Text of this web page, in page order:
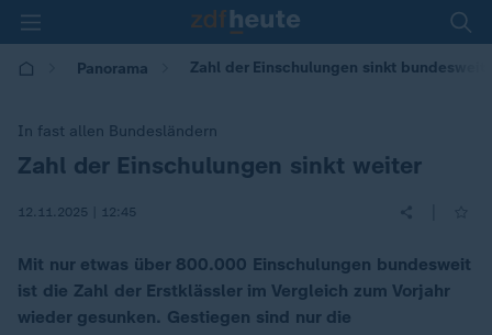
Panorama Zahl der Einschulungen sinkt
In fast allen Bundesländern
:
Zahl der Einschulungen sinkt weiter
12.11.2025 | 12:45
Mit nur etwas über 800.000 Einschulungen bundesweit
ist die Zahl der Erstklässler im Vergleich zum Vorjahr
wieder gesunken. Gestiegen sind nur die